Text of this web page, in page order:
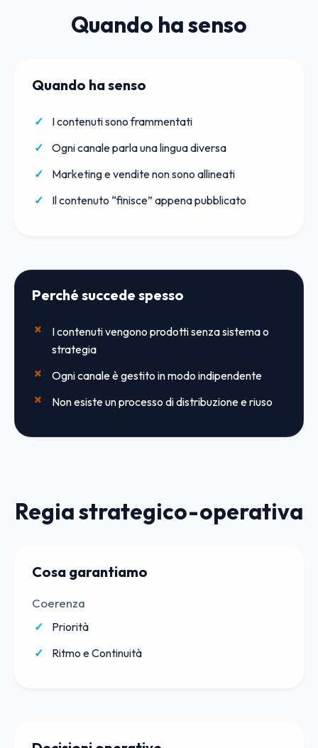
Quando ha senso
Quando ha senso
I contenuti sono frammentati
Ogni canale parla una lingua diversa
Marketing e vendite non sono allineati
Il contenuto “finisce” appena pubblicato
Perché succede spesso
I contenuti vengono prodotti senza sistema o
strategia
Ogni canale è gestito in modo indipendente
Non esiste un processo di distribuzione e riuso
Regia strategico-operativa
Cosa garantiamo
Coerenza
Priorità
Ritmo e Continuità